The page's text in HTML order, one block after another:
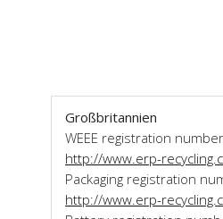
Großbritannien
WEEE registration
http://www.erp-
Packaging registration
http://www.erp-